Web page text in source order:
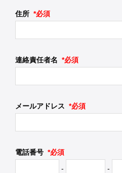
住所 *必須
連絡責任者名 *必須
メールアドレス *必須
電話番号 *必須
-
-